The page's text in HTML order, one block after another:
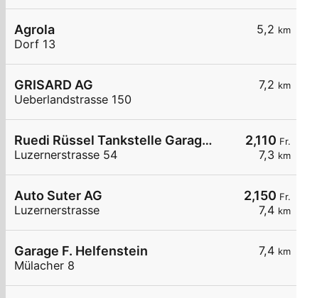
5,2 km
Agrola
Dorf 13
7,2 km
GRISARD AG
Ueberlandstrasse 150
2,110 Fr.
7,3 km
Ruedi Rüssel Tankstelle Garage Erni Neudorf AG
Luzernerstrasse 54
2,150 Fr.
7,4 km
Auto Suter AG
Luzernerstrasse
7,4 km
Garage F. Helfenstein
Mülacher 8